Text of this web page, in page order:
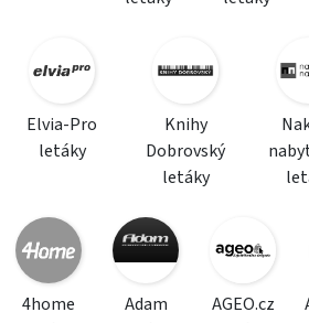
Elvia-Pro
letáky
Knihy
Dobrovský
letáky
4home
Adam
AGEO.cz